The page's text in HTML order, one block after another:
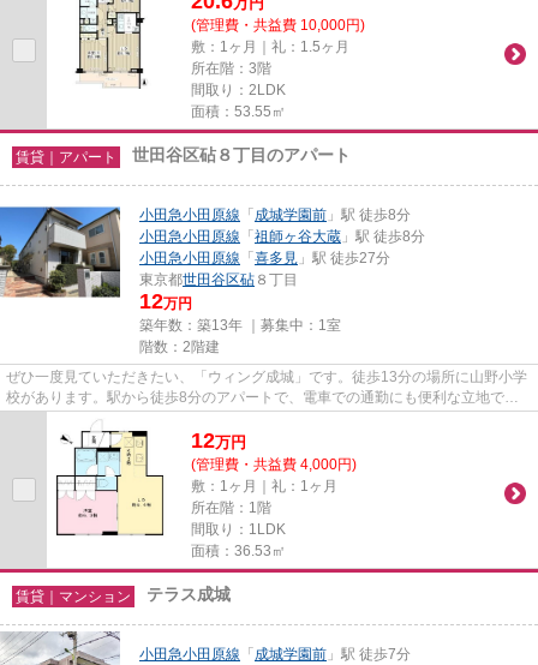
(管理費・共益費 10,000円)
敷：1ヶ月｜礼：1.5ヶ月
所在階：3階
間取り：2LDK
面積：53.55㎡
賃貸｜アパート 世田谷区砧８丁目のアパート
小田急小田原線 「成城学園前 」駅 徒歩8分
小田急小田原線 「祖師ヶ谷大蔵 」駅 徒歩8分
小田急小田原線 「喜多見 」駅 徒歩27分
東京都世田谷区砧 ８丁目
12万円
築年数：築13年 ｜募集中： 1室
階数：2階建
ぜひ一度見ていただきたい、「ウィング成城」です。徒歩13分の場所に山野小学
校があります。駅から徒歩8分のアパートで、電車での通勤にも便利な立地で
す。こちらのアパートからは2駅...
12万円
(管理費・共益費 4,000円)
敷：1ヶ月｜礼：1ヶ月
所在階：1階
間取り：1LDK
面積：36.53㎡
賃貸｜マンション テラス成城
小田急小田原線 「成城学園前 」駅 徒歩7分